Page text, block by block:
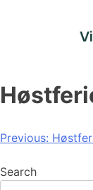
Post
navigation
Previous:
Search